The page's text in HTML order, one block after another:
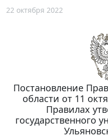
22 октября 2022
Постановление
области от 11
Правилах
государственного